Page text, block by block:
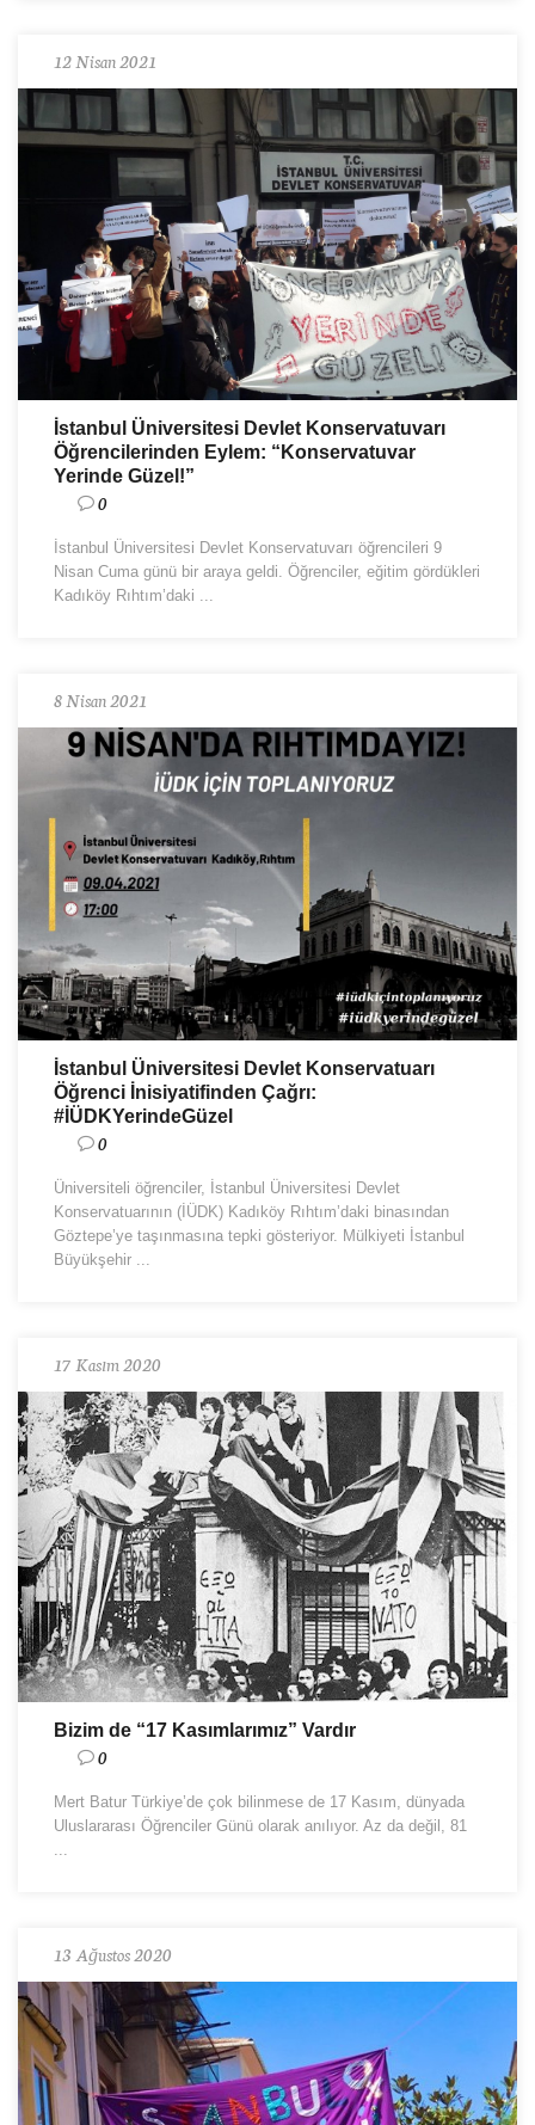
12 Nisan 2021
İstanbul Üniversitesi Devlet Konservatuvarı
Öğrencilerinden Eylem: “Konservatuvar
Yerinde Güzel!”
0
İstanbul Üniversitesi Devlet Konservatuvarı öğrencileri 9
Nisan Cuma günü bir araya geldi. Öğrenciler, eğitim gördükleri
Kadıköy Rıhtım’daki ...
8 Nisan 2021
İstanbul Üniversitesi Devlet Konservatuarı
Öğrenci İnisiyatifinden Çağrı:
#İÜDKYerindeGüzel
0
Üniversiteli öğrenciler, İstanbul Üniversitesi Devlet
Konservatuarının (İÜDK) Kadıköy Rıhtım’daki binasından
Göztepe’ye taşınmasına tepki gösteriyor. Mülkiyeti İstanbul
Büyükşehir ...
17 Kasım 2020
Bizim de “17 Kasımlarımız” Vardır
0
Mert Batur Türkiye’de çok bilinmese de 17 Kasım, dünyada
Uluslararası Öğrenciler Günü olarak anılıyor. Az da değil, 81
...
13 Ağustos 2020